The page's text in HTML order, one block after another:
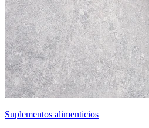
Suplementos alimenticios